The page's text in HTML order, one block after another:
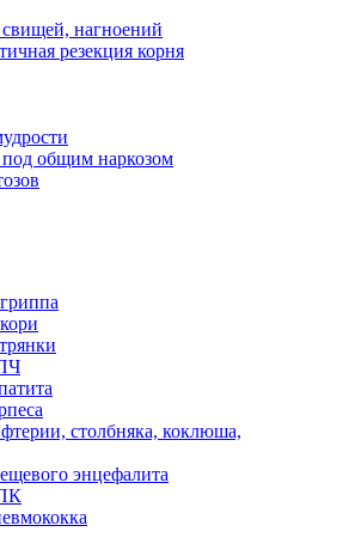
нагноений
резекция корня
под общим наркозом
столбняка, коклюша,
энцефалита